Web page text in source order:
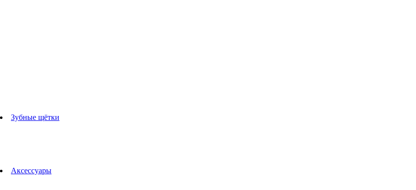
Зубные щётки
Аксессуары